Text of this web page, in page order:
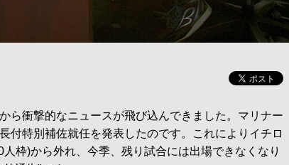
ら衝撃的なニュースが飛び込んできました。マリナー
付特別補佐就任を発表したのです。これによりイチロ
枠)から外れ、今季、残り試合には出場できなくなり